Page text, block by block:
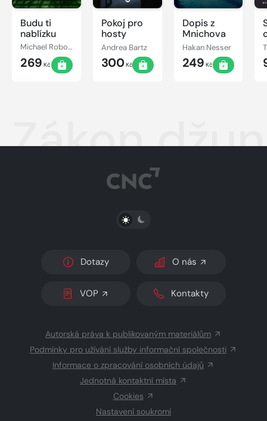
Budu ti
nablízku
Michael Robotham
269 Kč
Pokoj pro
hosty
Andrea Bartz
300Kč
Dopis z
Mnichova
Hakan Nesser
249 Kč
Zákon
PŘEPNOUT SVĚTLÝ/TMAVÝ REŽIM
Dotazy O nás
VOP Kontakty
Autorská práva k publikovaným materiálům
Podmínky pro užívání služby informační společnosti
Informace o zpracování osobních údajů
Jednotná kontaktní místa
Cookies
Nastavení soukromí